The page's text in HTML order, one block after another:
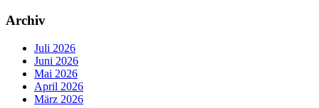
Archiv
Juli 2026
Juni 2026
Mai 2026
April 2026
März 2026